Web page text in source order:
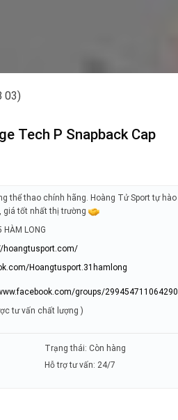
03)
Tech P Snapback Cap
thể thao chính hãng. Hoàng Tử Sport tự hào
giá tốt nhất thị trường
LONG
hoangtusport.com/
Hoangtusport.31hamlong
groups/299454711064290
tư vấn chất lượng )
Trạng thái: Còn hàng
Hỗ trợ tư vấn: 24/7